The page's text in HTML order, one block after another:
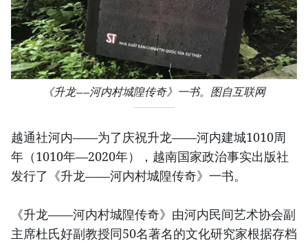
《升龙——河内村城隍传奇》一书。图自互联网
越通社河内——为了庆祝升龙——河内建城1010周
年（1010年—2020年），越南国家政治事实出版社
发行了《升龙——河内村城隍传奇》一书。
《升龙——河内村城隍传奇》由河内民间艺术协会副
主席杜氏好副教授同50名著名的文化研究家根据存档